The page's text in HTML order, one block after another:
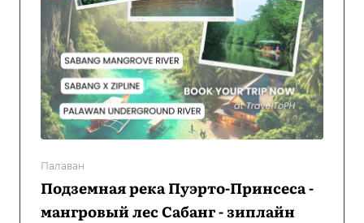
Палаван
Подземная река Пуэрто-Принсеса -
мангровый лес Сабанг - зиплайн